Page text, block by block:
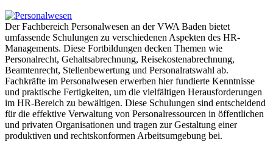
Der Fachbereich Personalwesen an der VWA Baden bietet
umfassende Schulungen zu verschiedenen Aspekten des HR-
Managements. Diese Fortbildungen decken Themen wie
Personalrecht, Gehaltsabrechnung, Reisekostenabrechnung,
Beamtenrecht, Stellenbewertung und Personalratswahl ab.
Fachkräfte im Personalwesen erwerben hier fundierte Kenntnisse
und praktische Fertigkeiten, um die vielfältigen Herausforderungen
im HR-Bereich zu bewältigen. Diese Schulungen sind entscheidend
für die effektive Verwaltung von Personalressourcen in öffentlichen
und privaten Organisationen und tragen zur Gestaltung einer
produktiven und rechtskonformen Arbeitsumgebung bei.